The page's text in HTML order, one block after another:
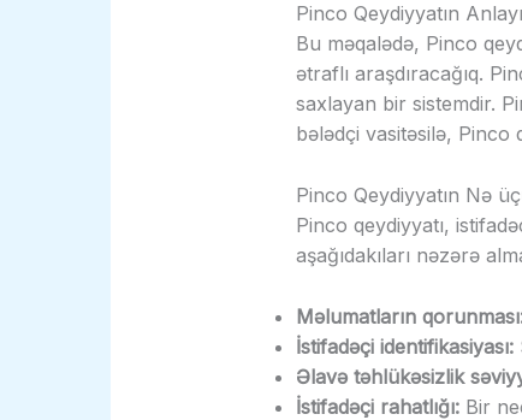
Pinco Qeydiyyatın
Bu məqalədə, Pinco
ətraflı araşdıracağıq.
saxlayan bir sistemdir.
bələdçi vasitəsilə, Pinco
Pinco Qeydiyyatın Nə
Pinco qeydiyyatı,
aşağıdakıları nəzərə
Məlumatların
İstifadəçi identifikasiyası:
Əlavə təhlükəsizlik
İstifadəçi rahatlığı: Bir